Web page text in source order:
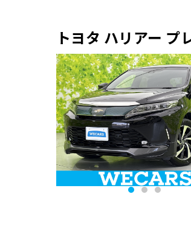
トヨタ ハリアー プ